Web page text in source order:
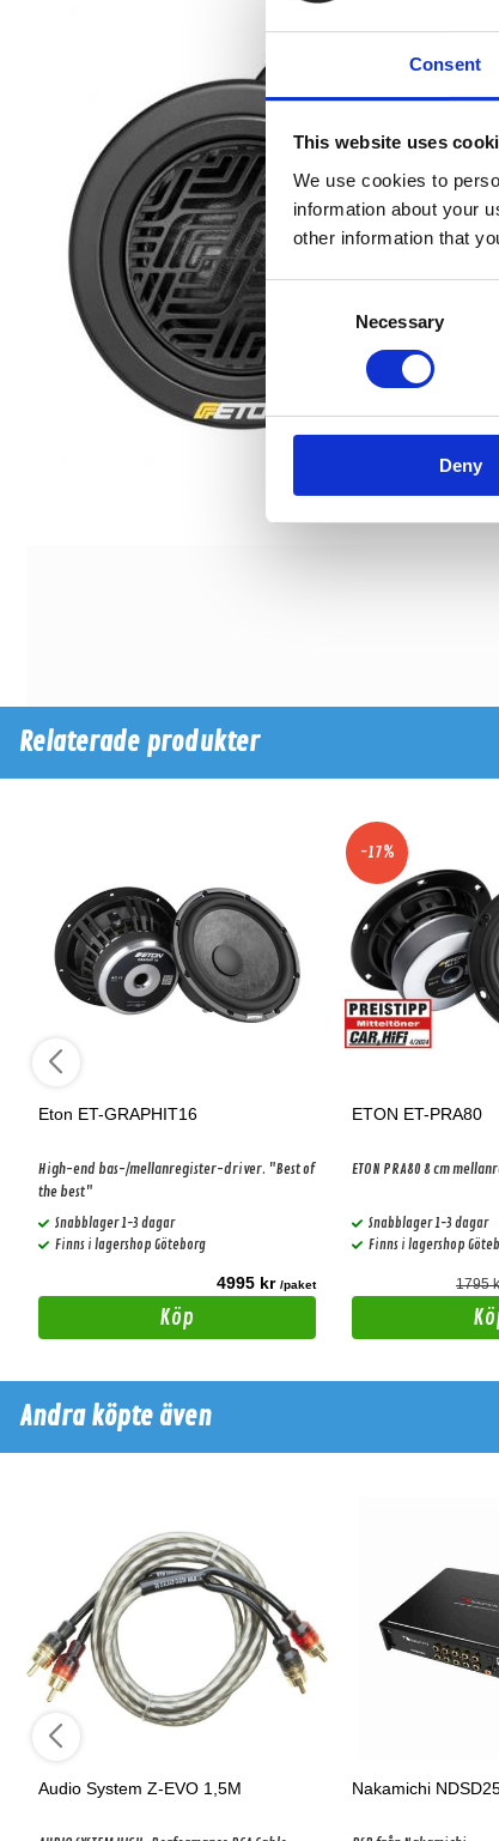
Consent
This website uses
We use cookies to
information about your
other information that
Consent
Selection
Necessary
Deny
Relaterade produkter
Eton ET-GRAPHIT16
High-end bas-/mellanregister-driver. "Best of
the best"
Snabblager 1-3 dagar
Finns i lagershop Göteborg
4995 kr /paket
Köp
-17%
ETON ET-PRA80
ETON PRA80 8 cm
Snabblager 1-3 dagar
Finns i lagershop
1795
Andra köpte även
Audio System Z-EVO 1,5M Nakamichi